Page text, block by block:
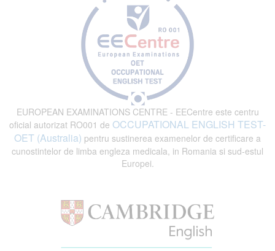
EUROPEAN EXAMINATIONS CENTRE - EECentre este centru
oficial autorizat RO001 de OCCUPATIONAL ENGLISH TEST-
OET (Australia) pentru sustinerea examenelor de certificare a
cunostintelor de limba engleza medicala, in Romania si sud-estul
Europei.